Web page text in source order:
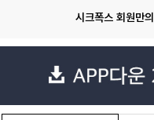
시크폭스 회원만의